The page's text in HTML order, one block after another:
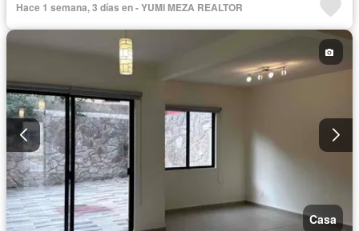
Hace 1 semana, 3 días en - YUMI MEZA REALTOR
Casa